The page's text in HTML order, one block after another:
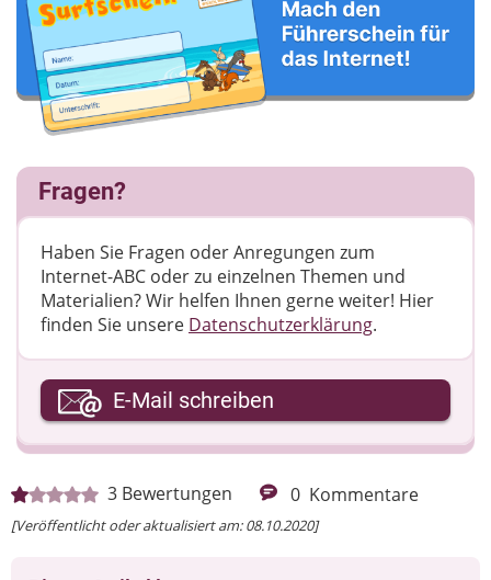
3 Bewertungen 0 Kommentare
[Veröffentlicht oder aktualisiert am: 08.10.2020]
Fragen?
Haben Sie Fragen oder Anregungen zum
Internet-ABC oder zu einzelnen Themen und
Materialien? Wir helfen Ihnen gerne weiter! ​Hier
finden Sie unsere Datenschutzerklärung.
Ihre E-Mail-Adresse
Ihre Nachricht
E-Mail schreiben